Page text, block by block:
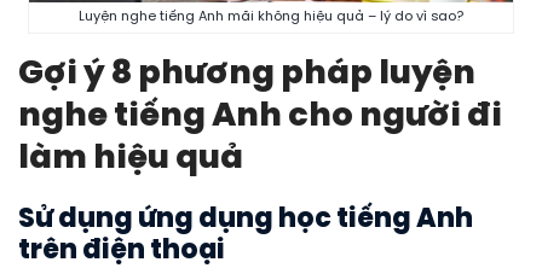
Luyện nghe tiếng Anh mãi không hiệu quả – lý do vì sao?
Gợi ý 8 phương pháp luyện
nghe tiếng Anh cho người đi
làm hiệu quả
Sử dụng ứng dụng học tiếng Anh
trên điện thoại